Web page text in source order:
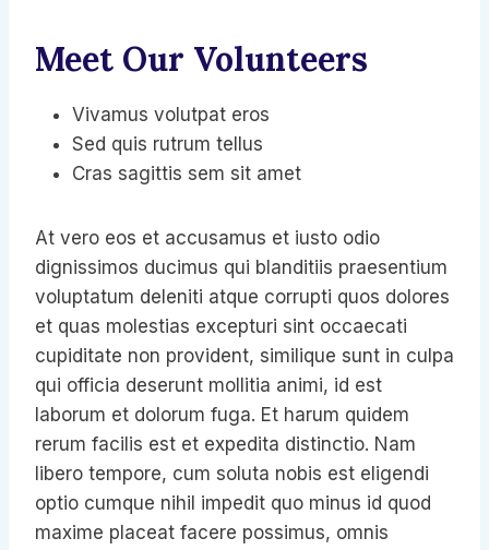
Meet Our Volunteers
Vivamus volutpat eros
Sed quis rutrum tellus
Cras sagittis sem sit amet
At vero eos et accusamus et iusto odio
dignissimos ducimus qui blanditiis praesentium
voluptatum deleniti atque corrupti quos dolores
et quas molestias excepturi sint occaecati
cupiditate non provident, similique sunt in culpa
qui officia deserunt mollitia animi, id est
laborum et dolorum fuga. Et harum quidem
rerum facilis est et expedita distinctio. Nam
libero tempore, cum soluta nobis est eligendi
optio cumque nihil impedit quo minus id quod
maxime placeat facere possimus, omnis